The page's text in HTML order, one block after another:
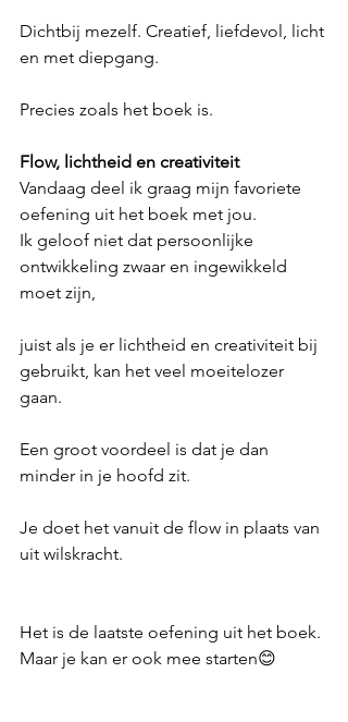
Dichtbij mezelf. Creatief, liefdevol, licht
en met diepgang.
Precies zoals het boek is.
Flow, lichtheid en creativiteit
Vandaag deel ik graag mijn favoriete
oefening uit het boek met jou.
Ik geloof niet dat persoonlijke
ontwikkeling zwaar en ingewikkeld
moet zijn,
juist als je er lichtheid en creativiteit bij
gebruikt, kan het veel moeitelozer
gaan.
Een groot voordeel is dat je dan
minder in je hoofd zit.
Je doet het vanuit de flow in plaats van
uit wilskracht.
Het is de laatste oefening uit het boek.
Maar je kan er ook mee starten😊